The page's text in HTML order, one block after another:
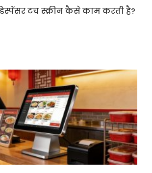
टच स्क्रीन कैसे काम करती है?